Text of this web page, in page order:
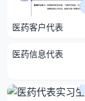
医药客户代表
医药信息代表